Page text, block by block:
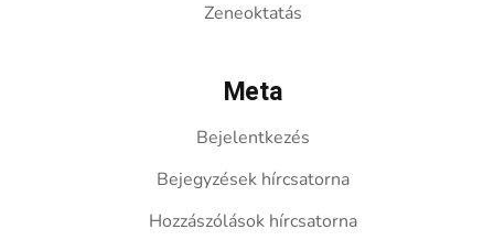
Zeneoktatás
Meta
Bejelentkezés
Bejegyzések hírcsatorna
Hozzászólások hírcsatorna